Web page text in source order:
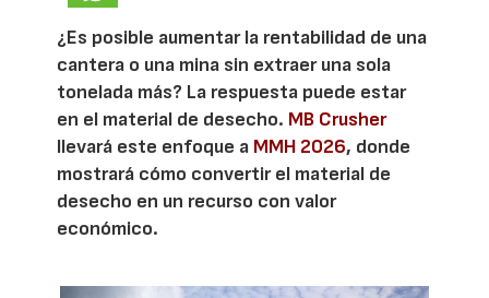
¿Es posible aumentar la rentabilidad de una
cantera o una mina sin extraer una sola
tonelada más? La respuesta puede estar
en el material de desecho. MB Crusher
llevará este enfoque a MMH 2026, donde
mostrará cómo convertir el material de
desecho en un recurso con valor
económico.